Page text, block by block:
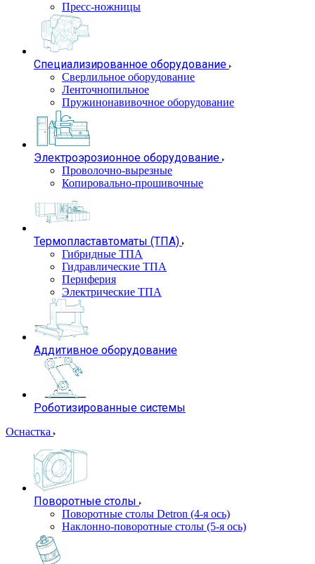
Пресс-ножницы
Специализированное оборудование
Сверлильное оборудование
Ленточнопильное
Пружинонавивочное оборудование
Электроэрозионное оборудование
Проволочно-вырезные
Копировально-прошивочные
Термопластавтоматы (ТПА)
Гибридные ТПА
Гидравлические ТПА
Периферия
Электрические ТПА
Аддитивное оборудование
Роботизированные системы
Оснастка
Поворотные столы
Поворотные столы Detron (4-я ось)
Наклонно-поворотные столы (5-я ось)